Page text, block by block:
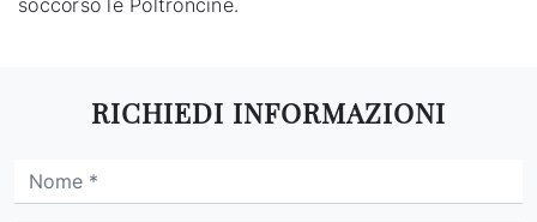
soccorso le Poltroncine.
RICHIEDI INFORMAZIONI